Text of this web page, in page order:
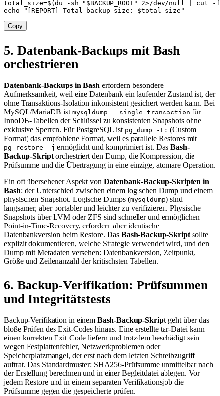
total_size=$( du -sh " $BACKUP_ROOT" 2>/dev/null cut
-
echo
"[REPORT] Total backup size: $total_size "
Copy
5. Datenbank-Backups mit Bash
orchestrieren
Datenbank-Backups in Bash erfordern besondere
Aufmerksamkeit, weil eine Datenbank ein laufender Zustand ist, der
ohne Transaktions-Isolation inkonsistent gesichert werden kann. Bei
MySQL/MariaDB ist mysqldump --single-transaction für
InnoDB-Tabellen der Schlüssel zu konsistenten Snapshots ohne
exklusive Sperren. Für PostgreSQL ist pg_dump -Fc (Custom
Format) das empfohlene Format, weil es parallele Restores mit
pg_restore -j ermöglicht und komprimiert ist. Das Bash-
Backup-Skript orchestriert den Dump, die Kompression, die
Prüfsumme und die Übertragung in eine einzige, atomare Operation.
Ein oft übersehener Aspekt von Datenbank-Backup-Skripten in
Bash: der Unterschied zwischen einem logischen Dump und einem
physischen Snapshot. Logische Dumps (mysqldump) sind
langsamer, aber portabler und leichter zu verifizieren. Physische
Snapshots über LVM oder ZFS sind schneller und ermöglichen
Point-in-Time-Recovery, erfordern aber identische
Datenbankversion beim Restore. Das Bash-Backup-Skript sollte
explizit dokumentieren, welche Strategie verwendet wird, und den
Dump mit Metadaten versehen: Datenbankversion, Zeitpunkt,
Größe und Zeilenanzahl der kritischsten Tabellen.
6. Backup-Verifikation: Prüfsummen
und Integritätstests
Backup-Verifikation in einem Bash-Backup-Skript geht über das
bloße Prüfen des Exit-Codes hinaus. Eine erstellte tar-Datei kann
einen korrekten Exit-Code liefern und trotzdem beschädigt sein –
wegen Festplattenfehler, Netzwerkproblemen oder
Speicherplatzmangel, der erst nach dem letzten Schreibzugriff
auftrat. Das Standardmuster: SHA256-Prüfsumme unmittelbar nach
der Erstellung berechnen und in einer Begleitdatei ablegen. Vor
jedem Restore und in einem separaten Verifikationsjob die
Prüfsumme gegen die gespeicherte prüfen.